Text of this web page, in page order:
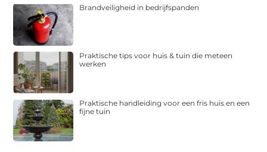
Brandveiligheid in bedrijfspanden
Praktische tips voor huis & tuin die meteen
werken
Praktische handleiding voor een fris huis en een
fijne tuin